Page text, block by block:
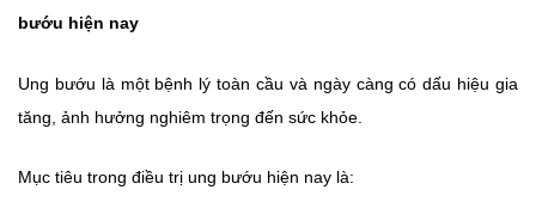
bướu hiện nay
Ung bướu là một bệnh lý toàn cầu và ngày càng có dấu hiệu gia
tăng, ảnh hưởng nghiêm trọng đến sức khỏe.
Mục tiêu trong điều trị ung bướu hiện nay là: